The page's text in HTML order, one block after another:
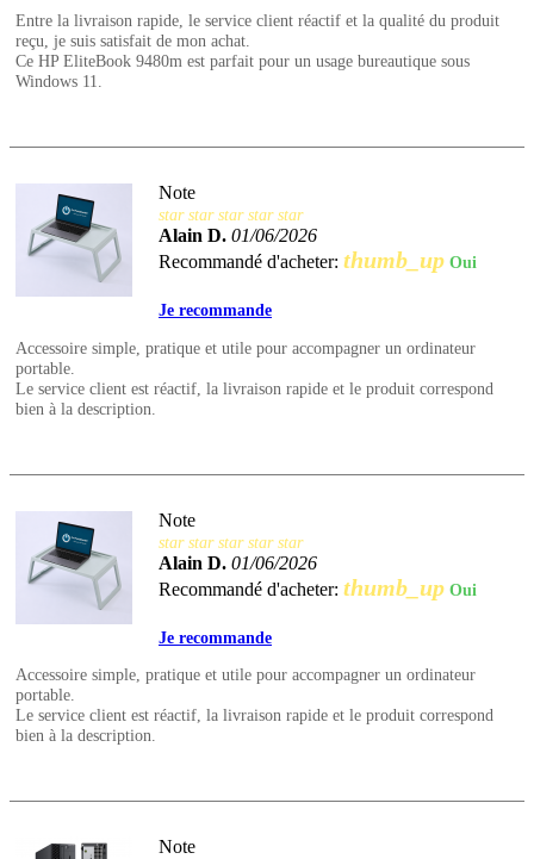
Entre la livraison rapide, le service client réactif et la qualité du produit
reçu, je suis satisfait de mon achat.
Ce HP EliteBook 9480m est parfait pour un usage bureautique sous
Windows 11.
Note
star star star star star
Alain D. 01/06/2026
Recommandé d'acheter: thumb_up Oui
Je recommande
Accessoire simple, pratique et utile pour accompagner un ordinateur
portable.
Le service client est réactif, la livraison rapide et le produit correspond
bien à la description.
Note
star star star star star
Alain D. 01/06/2026
Recommandé d'acheter: thumb_up Oui
Je recommande
Accessoire simple, pratique et utile pour accompagner un ordinateur
portable.
Le service client est réactif, la livraison rapide et le produit correspond
bien à la description.
Note